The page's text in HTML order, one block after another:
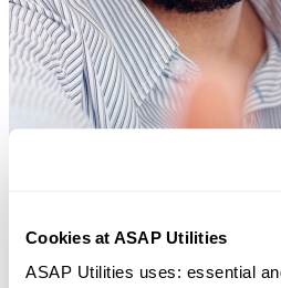
Cookies at ASAP Utilities
ASAP Utilities uses: essential